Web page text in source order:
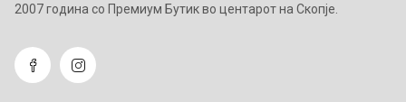
2007 година со Премиум Бутик во центарот на Скопје.